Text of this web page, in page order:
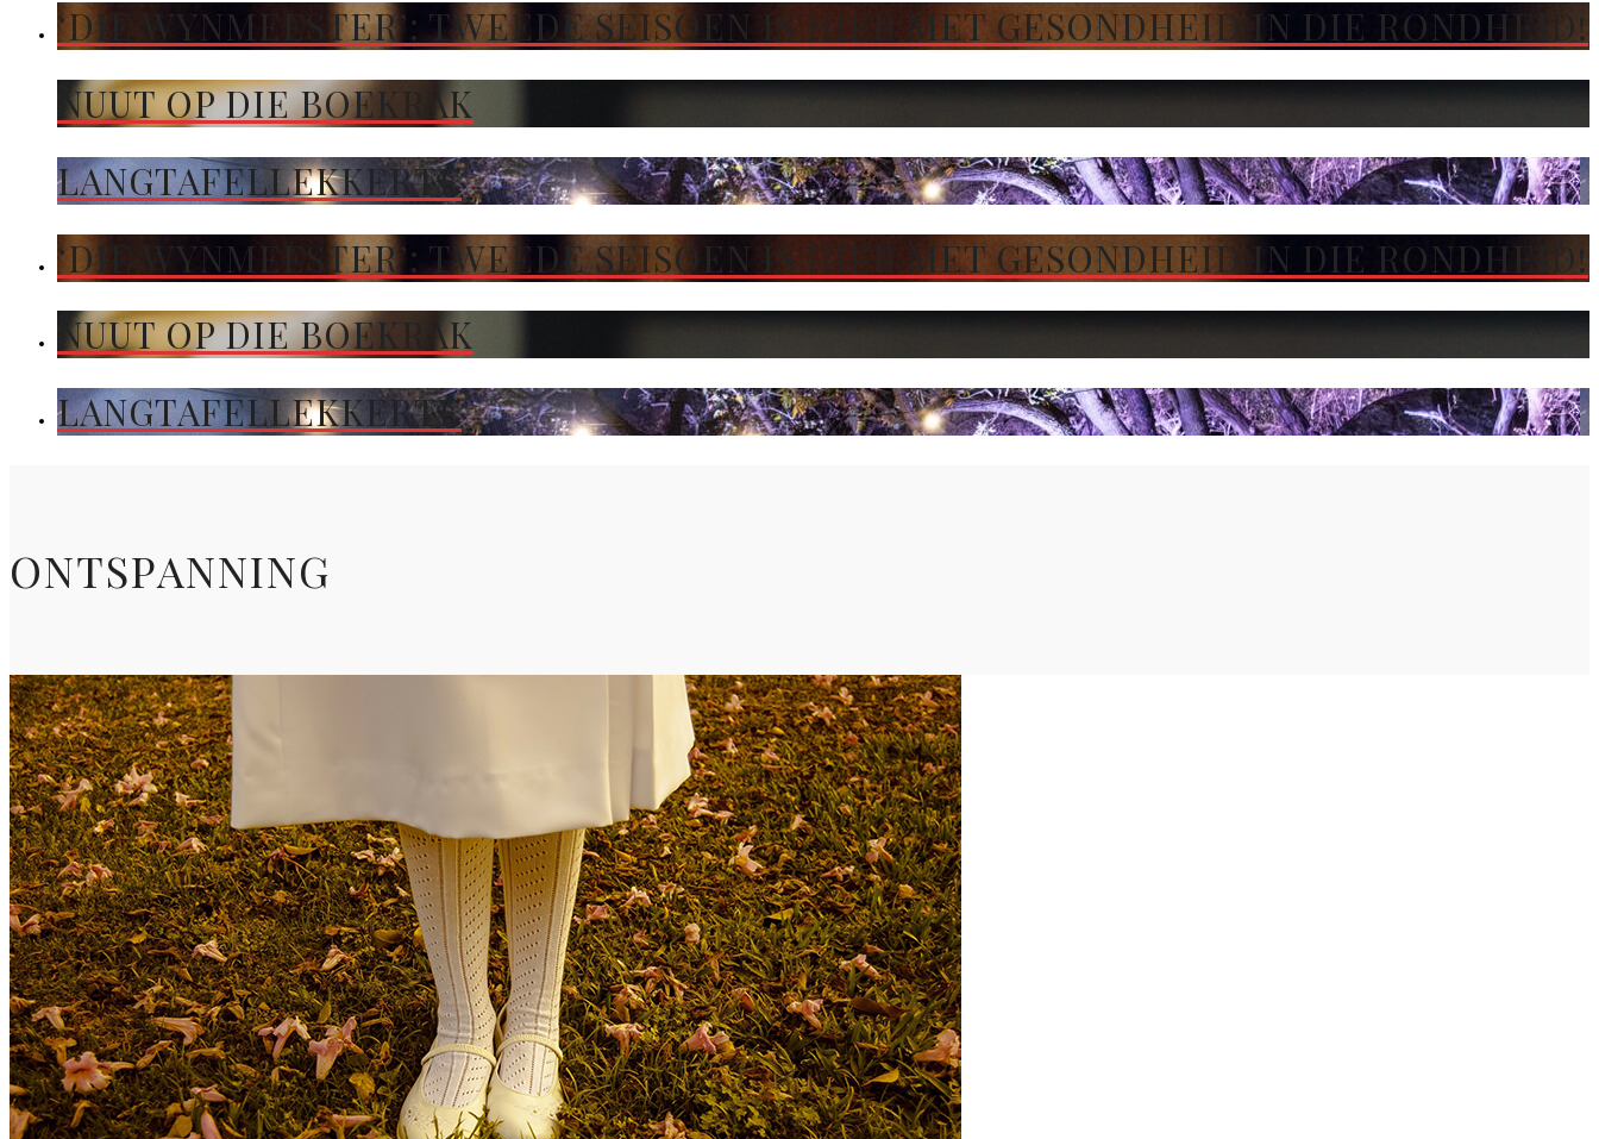
‘DIE WYNMEESTER’: TWEEDE SEISOEN IS HIER MET GESONDHEID IN DIE RONDHEID!
NUUT OP DIE BOEKRAK
LANGTAFELLEKKERTE
‘DIE WYNMEESTER’: TWEEDE SEISOEN IS HIER MET GESONDHEID IN DIE RONDHEID!
NUUT OP DIE BOEKRAK
LANGTAFELLEKKERTE
ONTSPANNING